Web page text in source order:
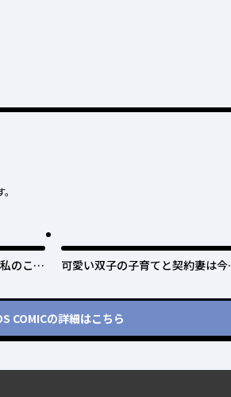
のこと
可愛い双子の子育てと契約妻は今
COMICの詳細はこちら